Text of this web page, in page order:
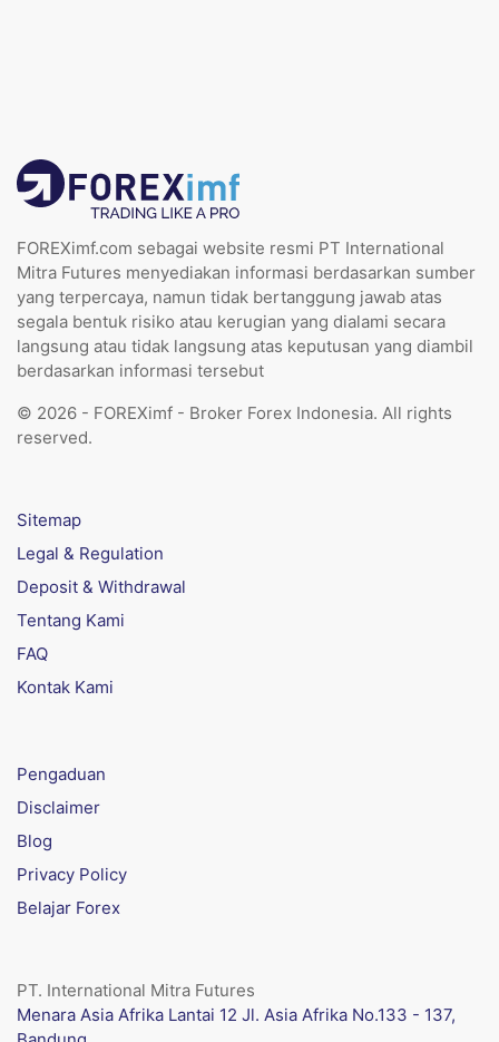
FOREXimf.com sebagai website resmi PT International
Mitra Futures menyediakan informasi berdasarkan sumber
yang terpercaya, namun tidak bertanggung jawab atas
segala bentuk risiko atau kerugian yang dialami secara
langsung atau tidak langsung atas keputusan yang diambil
berdasarkan informasi tersebut
© 2026 - FOREXimf - Broker Forex Indonesia. All rights
reserved.
Sitemap
Legal & Regulation
Deposit & Withdrawal
Tentang Kami
FAQ
Kontak Kami
Pengaduan
Disclaimer
Blog
Privacy Policy
Belajar Forex
PT. International Mitra Futures
Menara Asia Afrika Lantai 12 Jl. Asia Afrika No.133 - 137,